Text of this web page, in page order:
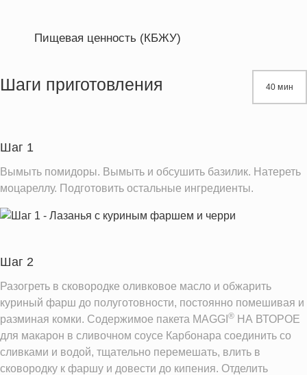
Пищевая ценность (КБЖУ)
Жиры
Информация для одной порции
Шаги приготовления 40 мин
Шаг 1
Вымыть помидоры. Вымыть и обсушить базилик. Натереть
моцареллу. Подготовить остальные ингредиенты.
Шаг 2
Разогреть в сковородке оливковое масло и обжарить
куриный фарш до полуготовности, постоянно помешивая и
разминая комки. Содержимое пакета MAGGI ® НА ВТОРОЕ
для макарон в сливочном соусе Карбонара соединить со
сливками и водой, тщательно перемешать, влить в
сковородку к фаршу и довести до кипения. Отделить